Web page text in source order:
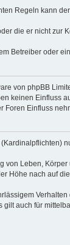
Regeln kann
die er nicht zur
Betreiber oder
von phpBB
keinen Einfluss
Foren Einfluss
von Leben,
Höhe nach auf
auch für